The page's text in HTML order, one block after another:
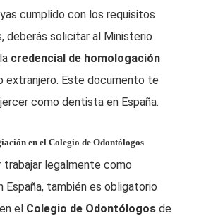
cumplido con los requisitos
deberás solicitar al Ministerio
credencial de homologación
extranjero. Este documento te
como dentista en España.
en el Colegio de Odontólogos
trabajar legalmente como
España, también es obligatorio
el Colegio de Odontólogos de